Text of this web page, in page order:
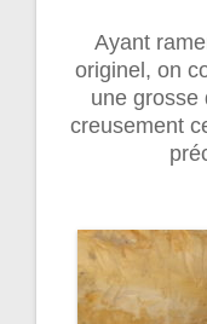
Ayant
originel, on
une grosse
creusement